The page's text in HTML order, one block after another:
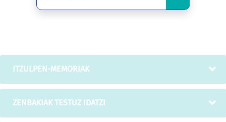
ITZULPEN-MEMORIAK
ZENBAKIAK TESTUZ IDATZI